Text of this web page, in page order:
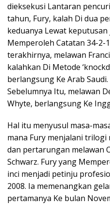
dieksekusi Lantaran
tahun, Fury, kalah Di dua
keduanya Lewat
Memperoleh Catatan 34-2-
terakhirnya, melawan
kalahkan Di Metode
berlangsung Ke Arab
Sebelumnya Itu, melawan
Whyte, berlangsung Ke
Hal itu menyusul masa-
mana Fury menjalani trilogi
dan pertarungan melawan
Schwarz. Fury yang
inci menjadi petinju
2008. Ia memenangkan
pertamanya Ke bulan